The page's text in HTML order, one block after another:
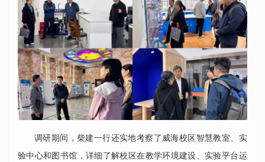
调研期间，柴建一行还实地考察了威海校区智慧教室、实
验中心和图书馆，详细了解校区在教学环境建设、实验平台运